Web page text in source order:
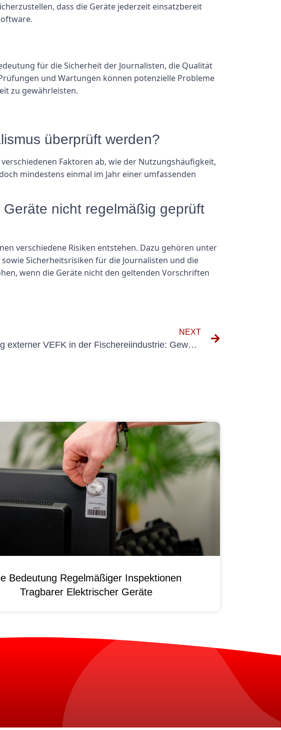
dass die Geräte jederzeit einsatzbereit
für die Sicherheit der Journalisten, die Qualität
und Wartungen können potenzielle Probleme
zu gewährleisten.
überprüft werden?
Faktoren ab, wie der Nutzungshäufigkeit,
mindestens einmal im Jahr einer umfassenden
nicht regelmäßig geprüft
verschiedene Risiken entstehen. Dazu gehören unter
Sicherheitsrisiken für die Journalisten und die
wenn die Geräte nicht den geltenden Vorschriften
NEXT
Die Bedeutung externer VEFK in der Fischereiindustrie: Gewährleistung der elektrischen Sicherheit auf See
Bedeutung Regelmäßiger Inspektionen
Tragbarer Elektrischer Geräte